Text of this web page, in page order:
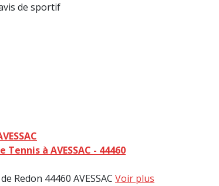
de sportif
Tennis à AVESSAC - 44460
Redon 44460 AVESSAC Voir plus